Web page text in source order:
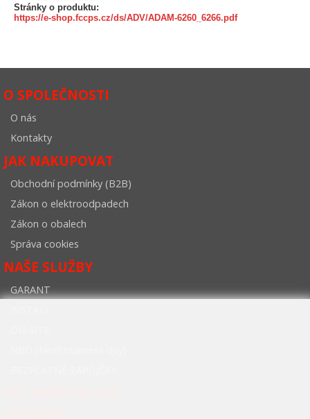
Stránky o produktu:
https://e-shop.fccps.cz/ds/ADV/ADAM-6260_6266.pdf
O SPOLEČNOSTI
O nás
Kontakty
JAK NAKUPOVAT
Obchodní podmínky (B2B)
Zákon o elektroodpadech
Zákon o obalech
Správa cookies
NAŠE SLUŽBY
GARANT